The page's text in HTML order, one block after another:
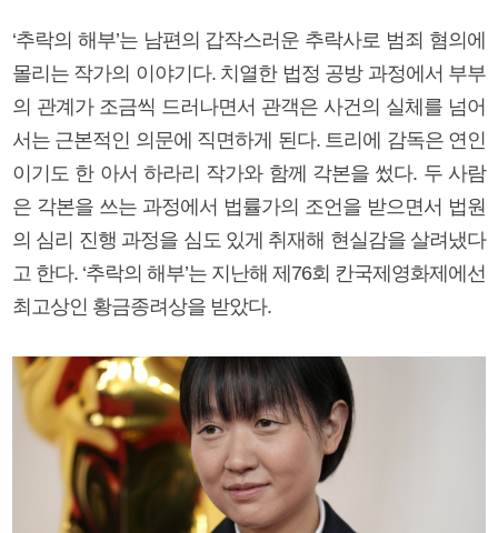
‘추락의 해부’는 남편의 갑작스러운 추락사로 범죄 혐의에
몰리는 작가의 이야기다. 치열한 법정 공방 과정에서 부부
의 관계가 조금씩 드러나면서 관객은 사건의 실체를 넘어
서는 근본적인 의문에 직면하게 된다. 트리에 감독은 연인
이기도 한 아서 하라리 작가와 함께 각본을 썼다. 두 사람
은 각본을 쓰는 과정에서 법률가의 조언을 받으면서 법원
의 심리 진행 과정을 심도 있게 취재해 현실감을 살려냈다
고 한다. ‘추락의 해부’는 지난해 제76회 칸국제영화제에선
최고상인 황금종려상을 받았다.